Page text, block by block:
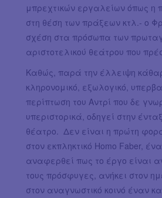
μπρεχτικών εργαλείων όπως η
στη θέση των πράξεων κτλ.- ο
σχέση στα πρόσωπα των
αριστοτελικού θεάτρου που
Καθώς, παρά την έλλειψη
κληρονομικό, εξωλογικό,
περίπτωση του Αντρί που δε
υπεριστορικά, οδηγεί στην
θέατρο. Δεν είναι η πρώτη
στον εκπληκτικό Homo Faber,
αναφερθεί πως το έργο είναι
τους πρόσφυγες, ανήκει στον
στον αναγνωστικό κοινό έναν